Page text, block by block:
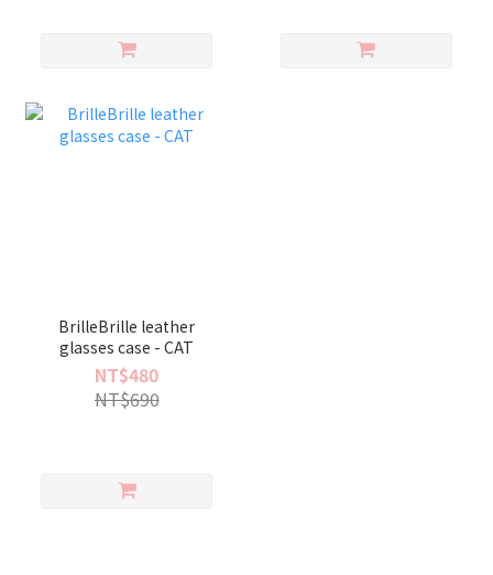
BrilleBrille leather
glasses case - CAT
NT$480
NT$690